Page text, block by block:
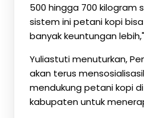
500 hingga 700 kilogram
sistem ini petani kopi
banyak keuntungan
Yuliastuti menuturkan,
akan terus
mendukung petani kopi
kabupaten untuk